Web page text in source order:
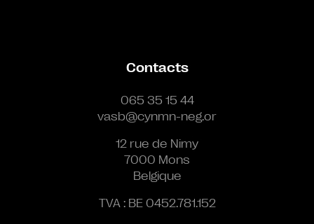
Contacts
065 35 15 44
vasb@cynmn-neg.or
12 rue de Nimy
7000 Mons
Belgique
TVA : BE 0452.781.152